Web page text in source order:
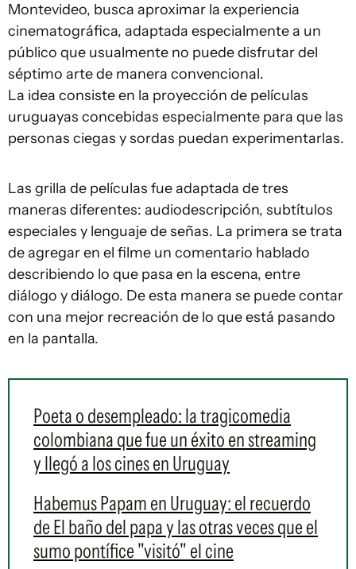
Montevideo, busca aproximar la experiencia
cinematográfica, adaptada especialmente a un
público que usualmente no puede disfrutar del
séptimo arte de manera convencional.
La idea consiste en la proyección de películas
uruguayas concebidas especialmente para que las
personas ciegas y sordas puedan experimentarlas.
Las grilla de películas fue adaptada de tres
maneras diferentes: audiodescripción, subtítulos
especiales y lenguaje de señas. La primera se trata
de agregar en el filme un comentario hablado
describiendo lo que pasa en la escena, entre
diálogo y diálogo. De esta manera se puede contar
con una mejor recreación de lo que está pasando
en la pantalla.
Poeta o desempleado: la tragicomedia
colombiana que fue un éxito en streaming
y llegó a los cines en Uruguay
Habemus Papam en Uruguay: el recuerdo
de El baño del papa y las otras veces que el
sumo pontífice "visitó" el cine